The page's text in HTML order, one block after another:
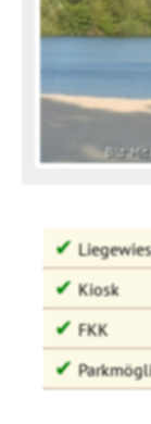
Bild: Mit
✔
✔ Kiosk
✔ FKK
✔